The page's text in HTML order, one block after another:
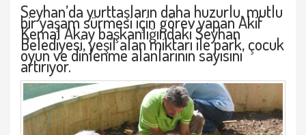
Seyhan’da yurttaşların daha huzurlu, mutlu
bir yaşam sürmesi için görev yapan Akif
Kemal Akay başkanlığındaki Seyhan
Belediyesi, yeşil alan miktarı ile park, çocuk
oyun ve dinlenme alanlarının sayısını
artırıyor.